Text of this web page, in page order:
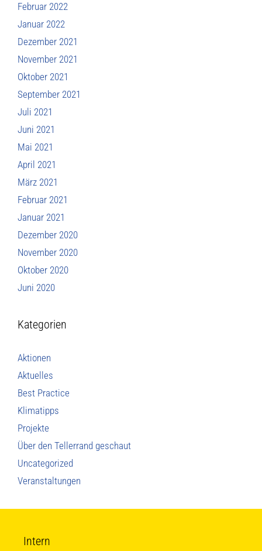
Februar 2022
Januar 2022
Dezember 2021
November 2021
Oktober 2021
September 2021
Juli 2021
Juni 2021
Mai 2021
April 2021
März 2021
Februar 2021
Januar 2021
Dezember 2020
November 2020
Oktober 2020
Juni 2020
Kategorien
Aktionen
Aktuelles
Best Practice
Klimatipps
Projekte
Über den Tellerrand geschaut
Uncategorized
Veranstaltungen
Intern